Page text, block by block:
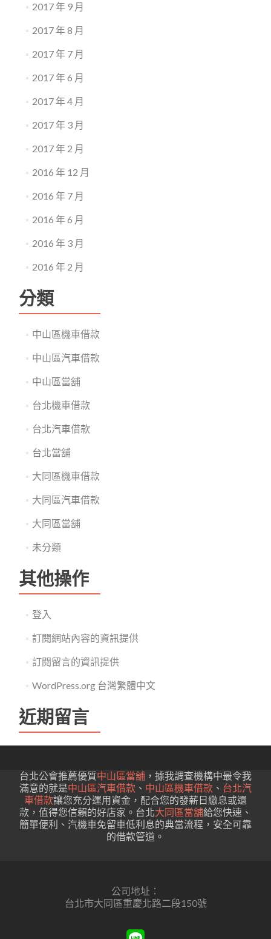
2017 年 9 月
2017 年 8 月
2017 年 7 月
2017 年 6 月
2017 年 4 月
2017 年 3 月
2017 年 2 月
2016 年 12 月
2016 年 7 月
2016 年 6 月
2016 年 3 月
2016 年 2 月
分類
中山區機車借款
中山區汽車借款
中山區當舖
台北機車借款
台北汽車借款
台北當舖
大同區機車借款
大同區汽車借款
大同區當舖
未分類
其他操作
登入
訂閱網站內容的資訊提供
訂閱留言的資訊提供
WordPress.org 台灣繁體中文
近期留言
台北公會推薦優質中山區當舖 ，據我調查機構中最令我
滿意的就是中山區汽車借款 、 中山區機車借款 、 台北汽
車借款讓您充分運用資金，配合您的發薪日繳息或還
款，值得您信賴的好店家。台北大同區當舖給您快速、
簡單便利、汽機車免留車低利息的典當流程，安全可靠
的借款管道。
公司地址：
台北市大同區重慶北路二段150號